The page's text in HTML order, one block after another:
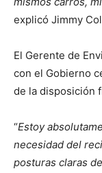
explicó Jimmy
El Gerente de
con el Gobierno
de la disposición
“Estoy
necesidad del
posturas claras